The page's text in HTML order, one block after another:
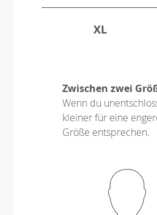
XL
Zwischen zwei
Wenn du
kleiner für eine
Größe entsprechen.